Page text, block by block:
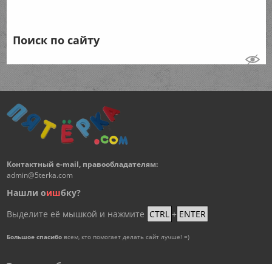
Поиск по сайту
Контактный e-mail, правообладателям:
admin@5terka.com
Нашли оишбку?
Выделите её мышкой и нажмите CTRL + ENTER
Большое спасибовсем, кто помогает делать сайт лучше! =)